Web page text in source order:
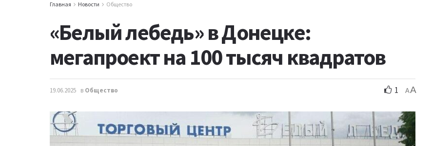
Главная Новости Общество
«Белый лебедь» в Донецке:
мегапроект на 100 тысяч квадратов
19.06.2025 в Общество 1 AA